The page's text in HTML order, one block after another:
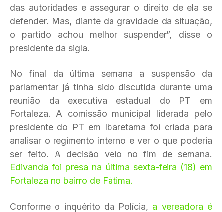
das autoridades e assegurar o direito de ela se
defender. Mas, diante da gravidade da situação,
o partido achou melhor suspender”, disse o
presidente da sigla.
No final da última semana a suspensão da
parlamentar já tinha sido discutida durante uma
reunião da executiva estadual do PT em
Fortaleza. A comissão municipal liderada pelo
presidente do PT em Ibaretama foi criada para
analisar o regimento interno e ver o que poderia
ser feito. A decisão veio no fim de semana.
Edivanda foi presa na última sexta-feira (18) em
Fortaleza no bairro de Fátima.
Conforme o inquérito da Polícia, a vereadora é